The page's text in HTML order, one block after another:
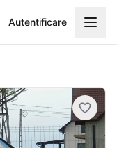
Autentificare